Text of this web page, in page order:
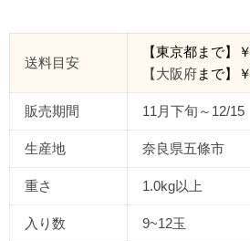
送料目安
【東京都まで】￥
【大阪府まで】￥
販売期間 11月下旬～12/15
生産地 奈良県五條市
重さ 1.0kg以上
入り数 9~12玉